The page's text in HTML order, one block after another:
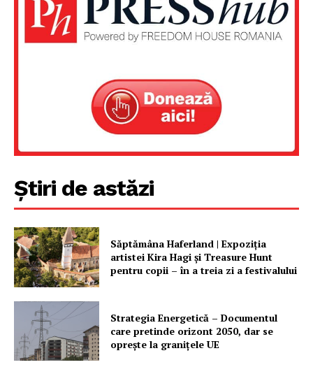
Știri de astăzi
Săptămâna Haferland | Expoziţia
artistei Kira Hagi şi Treasure Hunt
pentru copii – în a treia zi a festivalului
Strategia Energetică – Documentul
care pretinde orizont 2050, dar se
oprește la granițele UE